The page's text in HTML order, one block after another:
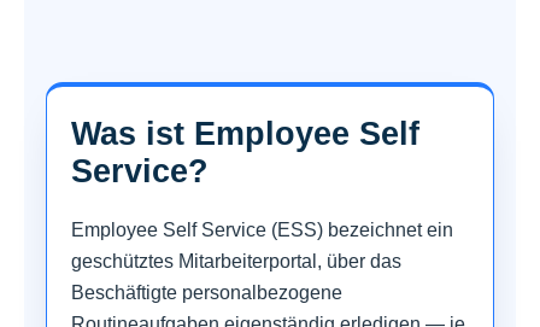
Was ist Employee Self
Service?
Employee Self Service (ESS) bezeichnet ein
geschütztes Mitarbeiterportal, über das
Beschäftigte personalbezogene